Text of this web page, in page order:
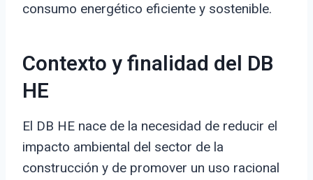
consumo energético eficiente y sostenible.
Contexto y finalidad del DB
HE
El DB HE nace de la necesidad de reducir el
impacto ambiental del sector de la
construcción y de promover un uso racional